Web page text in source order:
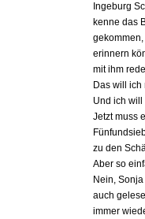
Ingeburg
kenne das
erinnern
mit ihm
Das will
Und ich
Jetzt muss
zu den
Aber so
Nein,
auch
immer